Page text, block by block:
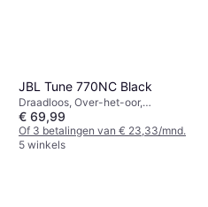
JBL Tune 770NC Black
Draadloos, Over-het-oor,
Microfoon, Actieve
ruisonderdrukking, Bluetooth
€ 69,99
Of 3 betalingen van € 23,33/mnd.
5 winkels